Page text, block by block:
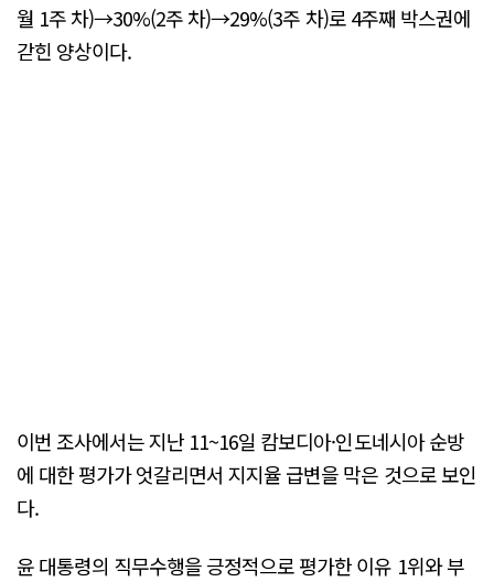
월 1주 차)→30%(2주 차)→29%(3주 차)로 4주째 박스권에
갇힌 양상이다.
이번 조사에서는 지난 11~16일 캄보디아·인도네시아 순방
에 대한 평가가 엇갈리면서 지지율 급변을 막은 것으로 보인
다.
윤 대통령의 직무수행을 긍정적으로 평가한 이유 1위와 부